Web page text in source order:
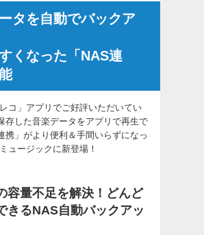
タを自動でバックア
くなった「NAS連
コ」アプリでご好評いただいてい
存した音楽データをアプリで再生で
携」がより便利＆手間いらずになっ
ュージックに新登場！
容量不足を解決！どんど
きるNAS自動バックアッ